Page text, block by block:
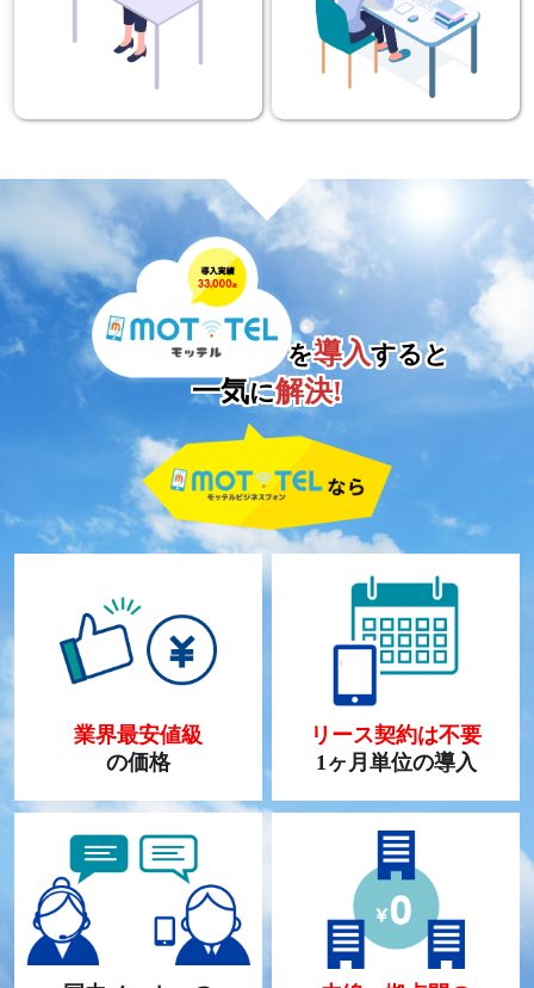
を導入すると
一気に解決!
業界最安値級
の価格
リース契約は不要
1ヶ月単位の導入